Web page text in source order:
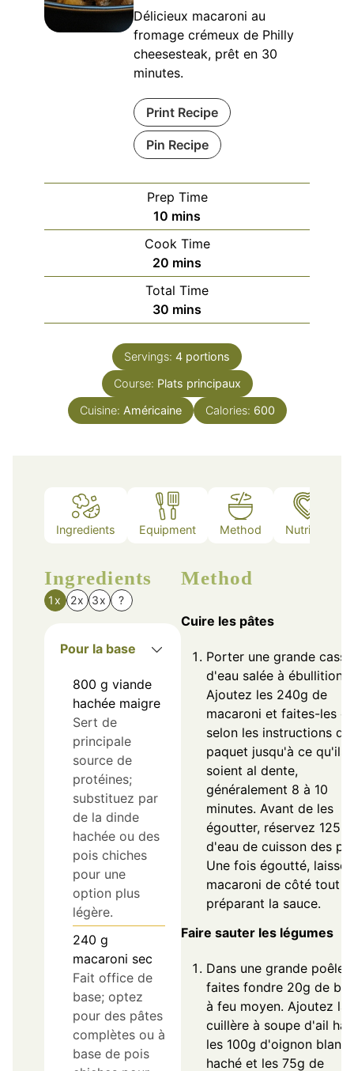
Délicieux macaroni au
fromage crémeux de Philly
cheesesteak, prêt en 30
minutes.
Print Recipe
Pin Recipe
Prep Time
10 minutes
mins
Cook Time
20 minutes
mins
Total Time
30 minutes
mins
Servings: 4 portions
Course: Plats principaux
Cuisine: Américaine Calories: 600
Ingredients Equipment Method Nutrition
Ingredients
1x 2x 3x ?
Pour la base
800 g viande
hachée maigre
Sert de
principale
source de
protéines;
substituez par
de la dinde
hachée ou des
pois chiches
pour une
option plus
légère.
240 g
macaroni sec
Fait office de
base; optez
pour des pâtes
complètes ou à
base de pois
Method
Cuire les pâtes
Porter une grande
d'eau salée à ébullition.
Ajoutez les 240g de
macaroni et faites-les
selon les instructions du
paquet jusqu'à ce qu'ils
soient al dente,
généralement 8 à 10
minutes. Avant de les
égoutter, réservez 125ml
d'eau de cuisson des
Une fois égoutté,
macaroni de côté tout
préparant la sauce.
Faire sauter les légumes
Dans une grande poêle,
faites fondre 20g de
à feu moyen. Ajoutez la
cuillère à soupe d'ail
les 100g d'oignon blanc
haché et les 75g de